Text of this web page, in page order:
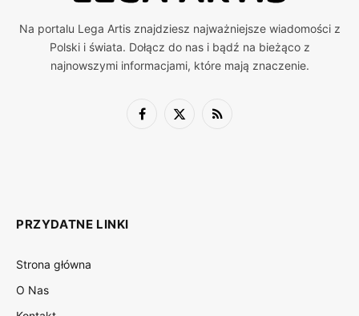
Na portalu Lega Artis znajdziesz najważniejsze wiadomości z
Polski i świata. Dołącz do nas i bądź na bieżąco z
najnowszymi informacjami, które mają znaczenie.
Facebook
X
RSS
PRZYDATNE LINKI
Strona główna
O Nas